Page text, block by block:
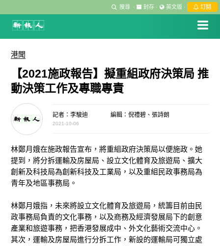
搜尋 · 封存 · 英文版 · 訂閱
港聞
【2021施政報告】擬重組政府決策局 推
動決策工作及專職專責
記者：李駿迪 編輯：倪禮碧、張詩朗
2021-10-06
林鄭月娥在施政報告宣布，將重組政府決策局以便施政。她
提到，將分拆運輸及房屋局、設立文化體育及旅遊局、擴大
創新及科技局為創新科技及工業局，以及重組民政事務局為
青年及地區事務局。
林鄭月娥指，未來將設立文化體育及旅遊局，統籌目前由民
政事務局負責的文化事務，以及商務及經濟發展局下的創意
產業和旅遊事務，把香港發展成中、外文化藝術交流中心。
其次，運輸及房屋局進行分拆工作，新設的運輸局可獨立處